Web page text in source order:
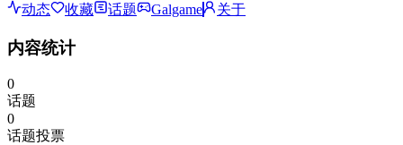
动态
收藏 话题 Galgame 关于
内容统计
0
话题
0
话题投票